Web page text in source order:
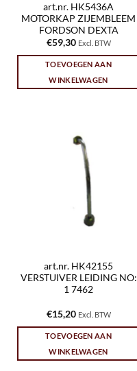
art.nr. HK5436A
MOTORKAP ZIJEMBLEEM
FORDSON DEXTA
€59,30 Excl. BTW
TOEVOEGEN AAN
WINKELWAGEN
art.nr. HK42155
VERSTUIVER LEIDING NO:
1 7462
€15,20 Excl. BTW
TOEVOEGEN AAN
WINKELWAGEN